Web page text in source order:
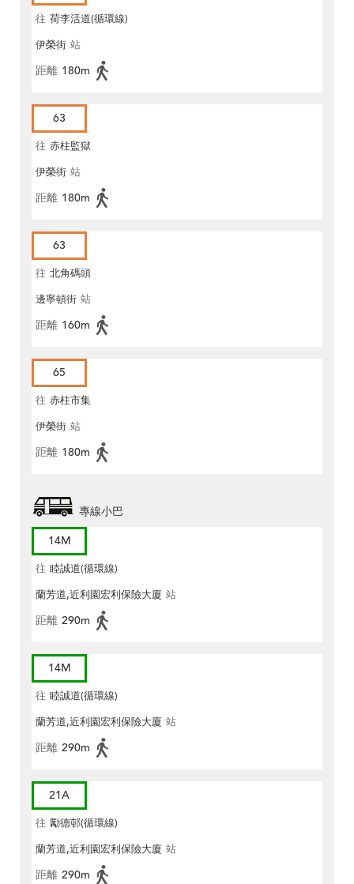
往 荷李活道(循環線)
伊榮街 站
距離 180m
63
往 赤柱監獄
伊榮街 站
距離 180m
63
往 北角碼頭
邊寧頓街 站
距離 160m
65
往 赤柱市集
伊榮街 站
距離 180m
專線小巴
14M
往 睦誠道(循環線)
蘭芳道,近利園宏利保險大廈 站
距離 290m
14M
往 睦誠道(循環線)
蘭芳道,近利園宏利保險大廈 站
距離 290m
21A
往 勵德邨(循環線)
蘭芳道,近利園宏利保險大廈 站
距離 290m